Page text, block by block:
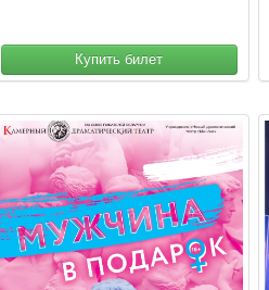
Купить билет